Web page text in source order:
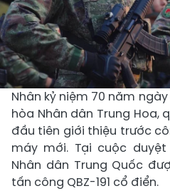
Nhân kỷ niệm 70 năm
hòa Nhân dân Trung Hoa,
đầu tiên giới thiệu trước
máy mới. Tại cuộc
Nhân dân Trung Quốc
tấn công QBZ-191 cổ điển.